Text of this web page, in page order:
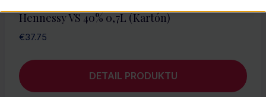
Hennessy VS 40% 0,7L (kartón)
€37.75
DETAIL PRODUKTU